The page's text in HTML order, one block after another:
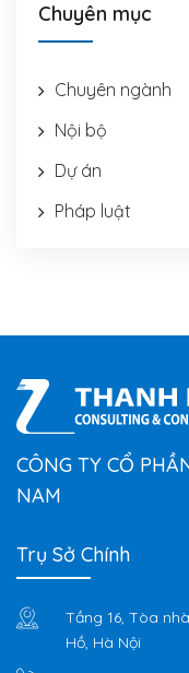
Chuyên mục
Chuyên ngành
Nội bộ
Dự án
Pháp luật
CÔNG TY CỔ
NAM
Trụ Sở Chính
Tầng 16, Tòa
Hồ, Hà Nội